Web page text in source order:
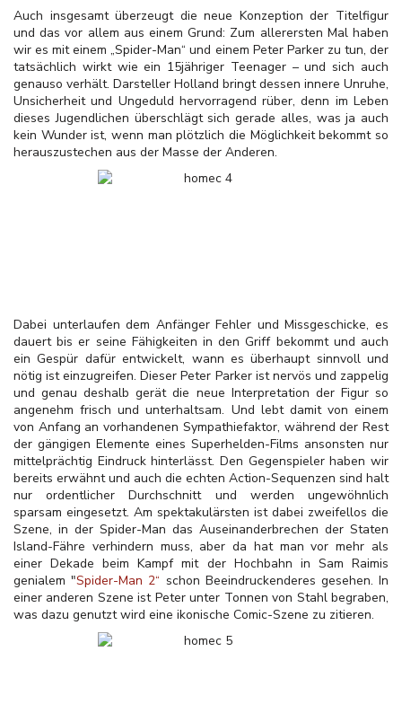
Auch insgesamt überzeugt die neue Konzeption der Titelfigur
und das vor allem aus einem Grund: Zum allerersten Mal haben
wir es mit einem „Spider-Man“ und einem Peter Parker zu tun, der
tatsächlich wirkt wie ein 15jähriger Teenager – und sich auch
genauso verhält. Darsteller Holland bringt dessen innere Unruhe,
Unsicherheit und Ungeduld hervorragend rüber, denn im Leben
dieses Jugendlichen überschlägt sich gerade alles, was ja auch
kein Wunder ist, wenn man plötzlich die Möglichkeit bekommt so
herauszustechen aus der Masse der Anderen.
Dabei unterlaufen dem Anfänger Fehler und Missgeschicke, es
dauert bis er seine Fähigkeiten in den Griff bekommt und auch
ein Gespür dafür entwickelt, wann es überhaupt sinnvoll und
nötig ist einzugreifen. Dieser Peter Parker ist nervös und zappelig
und genau deshalb gerät die neue Interpretation der Figur so
angenehm frisch und unterhaltsam. Und lebt damit von einem
von Anfang an vorhandenen Sympathiefaktor, während der Rest
der gängigen Elemente eines Superhelden-Films ansonsten nur
mittelprächtig Eindruck hinterlässt. Den Gegenspieler haben wir
bereits erwähnt und auch die echten Action-Sequenzen sind halt
nur ordentlicher Durchschnitt und werden ungewöhnlich
sparsam eingesetzt. Am spektakulärsten ist dabei zweifellos die
Szene, in der Spider-Man das Auseinanderbrechen der Staten
Island-Fähre verhindern muss, aber da hat man vor mehr als
einer Dekade beim Kampf mit der Hochbahn in Sam Raimis
genialem "Spider-Man 2“ schon Beeindruckenderes gesehen. In
einer anderen Szene ist Peter unter Tonnen von Stahl begraben,
was dazu genutzt wird eine ikonische Comic-Szene zu zitieren.